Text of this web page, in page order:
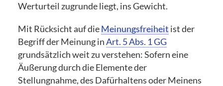
Werturteil zugrunde liegt, ins Gewicht.
Mit Rücksicht auf dieMeinungsfreiheitist der
Begriff der Meinung inArt. 5 Abs. 1 GG
grundsätzlich weit zu verstehen: Sofern eine
Äußerung durch die Elemente der
Stellungnahme, des Dafürhaltens oder Meinens